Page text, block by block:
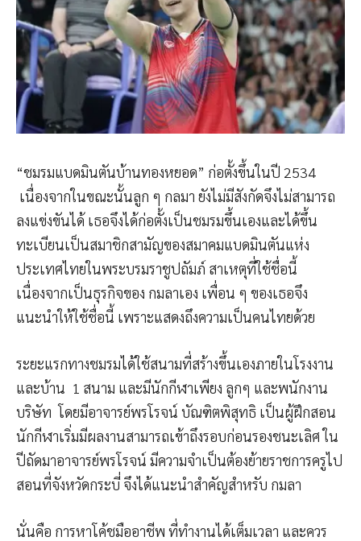
“ชมรมแบดมินตันบ้านทองหยอด” ก่อตั้งขึ้นในปี 2534
เนื่องจากในขณะนั้นลูก ๆ กลมา ยังไม่มีสังกัดจึงไม่สามารถ
ลงแข่งขันได้ เธอจึงได้ก่อตั้งเป็นชมรมขึ้นเองและได้ขึ้น
ทะเบียนเป็นสมาชิกสามัญของสมาคมแบดมินตันแห่ง
ประเทศไทยในพระบรมราชูปถัมภ์ สาเหตุที่ใช้ชื่อนี้
เนื่องจากเป็นธุรกิจของ กมลาเอง เพื่อน ๆ ของเธอจึง
แนะนำให้ใช้ชื่อนี้ เพราะแสดงถึงความเป็นคนไทยด้วย
ระยะแรกทางชมรมได้ใช้สนามที่สร้างขึ้นเองภายในโรงงาน
และบ้าน 1 สนาม และมีนักกีฬาเพียง ลูกๆ และพนักงาน
บริษัท โดยมีอาจารย์พรโรจน์ บัณฑิตพิสุทธิ เป็นผู้ฝึกสอน
นักกีฬาเริ่มมีผลงานสามารถเข้าถึงรอบก่อนรองชนะเลิศ ใน
ปีถัดมาอาจารย์พรโรจน์ มีความจำเป็นต้องย้ายราชการครูไป
สอนที่จังหวัดกระบี่ จึงได้แนะนำสำคัญสำหรับ กมลา
นั่นคือ การหาโค้ชมืออาชีพ ที่ทำงานได้เต็มเวลา และควร